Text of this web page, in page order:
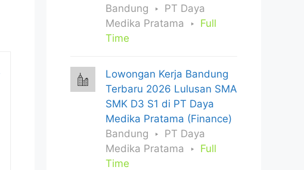
Bandung
PT Daya
Medika Pratama
Full
Time
Lowongan Kerja Bandung
Terbaru 2026 Lulusan SMA
SMK D3 S1 di PT Daya
Medika Pratama (Finance)
Bandung
PT Daya
Medika Pratama
Full
Time